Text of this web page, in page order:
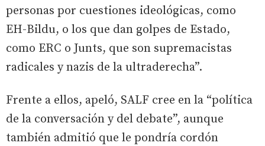
personas por cuestiones ideológicas, como
EH-Bildu, o los que dan golpes de Estado,
como ERC o Junts, que son supremacistas
radicales y nazis de la ultraderecha”.
Frente a ellos, apeló, SALF cree en la “política
de la conversación y del debate”, aunque
también admitió que le pondría cordón